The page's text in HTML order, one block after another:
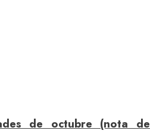
de octubre (nota de